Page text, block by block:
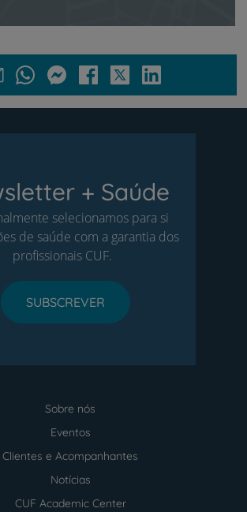
+ Saúde
selecionamos para si
de saúde com a garantia dos
profissionais CUF.
SUBSCREVER
Sobre nós
Eventos
Clientes e Acompanhantes
Notícias
CUF Academic Center